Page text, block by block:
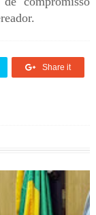
Share it